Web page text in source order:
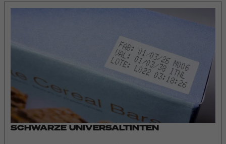
SCHWARZE UNIVERSALTINTEN